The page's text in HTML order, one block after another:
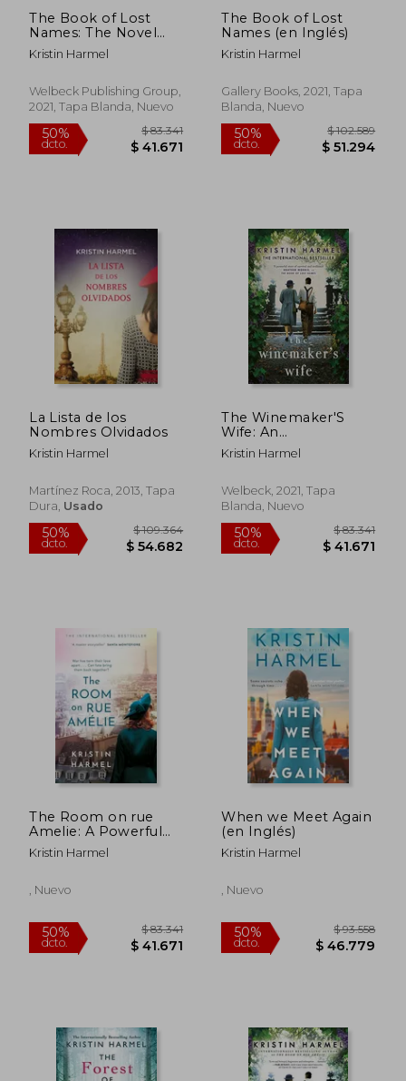
The Book of Lost
Names: The Novel
Heather Morris Calls
'A Truly Beautiful
Kristin Harmel
Welbeck Publishing Group,
2021, Tapa Blanda, Nuevo
50%
dcto.
$ 83.341
$ 41.671
The Book of Lost
Names (en Inglés)
Kristin Harmel
Gallery Books, 2021, Tapa
Blanda, Nuevo
50%
dcto.
La Lista de los
Nombres Olvidados
Kristin Harmel
Martínez Roca, 2013, Tapa
Dura, Usado
50% $ 109.364
The Winemaker'S
Wife: An
Internationally
Bestselling Story of
Forgiveness (en
Inglés)
Kristin Harmel
Welbeck, 2021, Tapa
Blanda, Nuevo
50%
The Room on rue
Amelie: A Powerful
Novel of Fate,
Resistance, and
Times Bestselling
Kristin Harmel
, Nuevo
When we Meet Again
(en Inglés)
Kristin Harmel
, Nuevo